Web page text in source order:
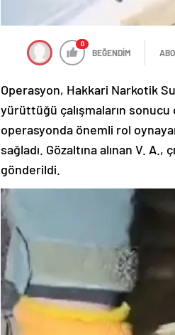
0
BEĞENDİM
Operasyon, Hakkari Narkotik
yürüttüğü çalışmaların
operasyonda önemli rol
sağladı. Gözaltına alınan V.
gönderildi.